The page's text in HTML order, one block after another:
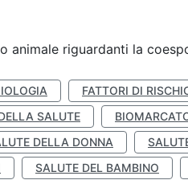
animale riguardanti la
FATTORI DI
SALUTE
DELLA DONNA
SALUTE DEL BAMBINO